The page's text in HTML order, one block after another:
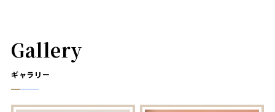
Gallery
ギャラリー